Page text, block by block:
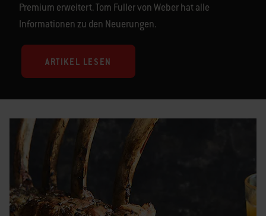
Premium erweitert. Tom Fuller von Weber hat alle
Informationen zu den Neuerungen.
ARTIKEL LESEN